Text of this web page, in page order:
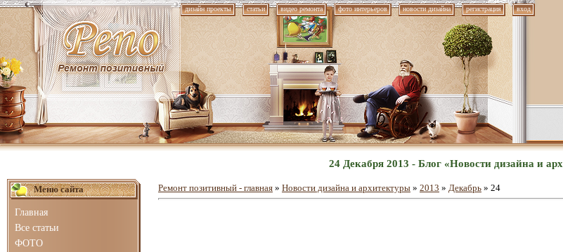
дизайн проекты статьи видео ремонта фото интерьеров новости дизайна регистрация вход
24 Декабря 2013 - Блог «Новости дизайна и
Меню сайта
Главная
Все статьи
ФОТО
Ремонт позитивный - главная » Новости дизайна и архитектуры » 2013 » Декабрь » 24